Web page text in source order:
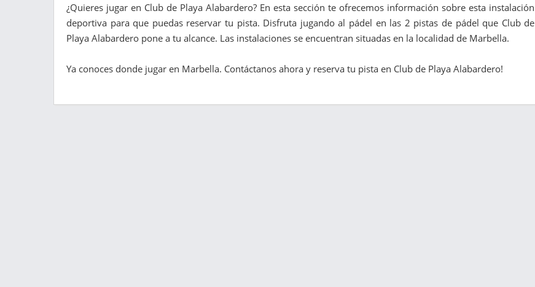
¿Quieres jugar en Club de Playa Alabardero? En esta sección te ofrecemos información sobre esta instalación
deportiva para que puedas reservar tu pista. Disfruta jugando al pádel en las 2 pistas de pádel que Club de
Playa Alabardero pone a tu alcance. Las instalaciones se encuentran situadas en la localidad de Marbella.
Ya conoces donde jugar en Marbella. Contáctanos ahora y reserva tu pista en Club de Playa Alabardero!